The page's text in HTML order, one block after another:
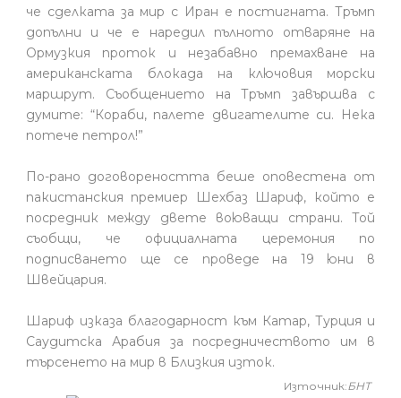
че сделката за мир с Иран е постигната. Тръмп
допълни и че е наредил пълното отваряне на
Ормузкия проток и незабавно премахване на
американската блокада на ключовия морски
маршрут. Съобщението на Тръмп завършва с
думите: “Кораби, палете двигателите си. Нека
потече петрол!”
По-рано договореността беше оповестена от
пакистанския премиер Шехбаз Шариф, който е
посредник между двете воюващи страни. Той
съобщи, че официалната церемония по
подписването ще се проведе на 19 юни в
Швейцария.
Шариф изказа благодарност към Катар, Турция и
Саудитска Арабия за посредничеството им в
търсенето на мир в Близкия изток.
Източник:БНТ